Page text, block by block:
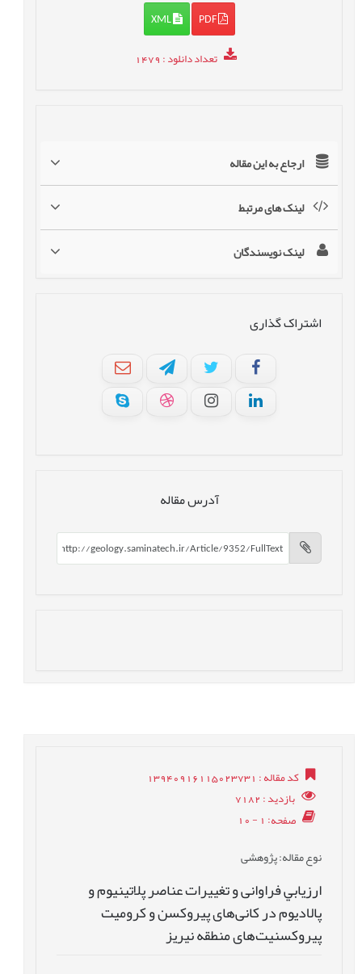
PDF
XML
تعداد دانلود: 1479
ارجاع به این مقاله
لینک های مرتبط
لینک نویسندگان
اشتراک گذاری
آدرس مقاله
کد مقاله: 13940916115023731
بازدید: 7182
صفحه: 1 - 10
نوع مقاله: پژوهشی
ارزيابي فراوانی و تغییرات عناصر پلاتینیوم و
پالادیوم در کانی‌های پیروکسن و کرومیت
پیروکسنیت‌های منطقه نیریز